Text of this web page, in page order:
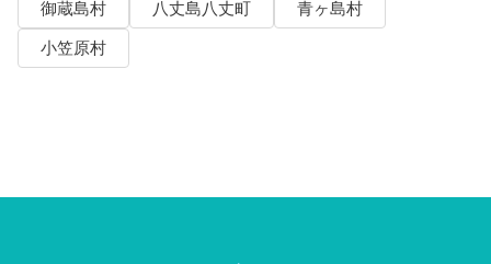
御蔵島村
八丈島八丈町
青ヶ島村
小笠原村